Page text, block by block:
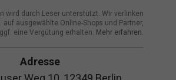
wird durch Leser unterstützt. Wir verlinken
auf ausgewählte Online-Shops und Partner,
eine Vergütung erhalten. Mehr erfahren.
Adresse